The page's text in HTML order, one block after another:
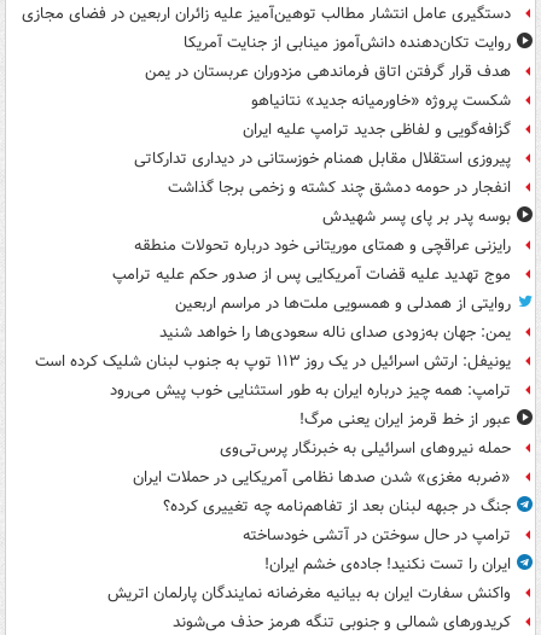
دستگیری عامل انتشار مطالب توهین‌آمیز علیه زائران اربعین در فضای مجازی
روایت تکان‌دهنده دانش‌آموز مینابی از جنایت آمریکا
هدف قرار گرفتن اتاق‌ فرماندهی مزدوران عربستان در یمن
شکست پروژه «خاورمیانه جدید» نتانیاهو
گزافه‌گویی و لفاظی جدید ترامپ علیه ایران
پیروزی استقلال مقابل همنام خوزستانی در دیداری تدارکاتی
انفجار در حومه دمشق چند کشته و زخمی برجا گذاشت
بوسه‌ پدر بر پای پسر شهیدش
رایزنی عراقچی و همتای موریتانی خود درباره تحولات منطقه
موج تهدید علیه قضات آمریکایی پس از صدور حکم علیه ترامپ
روایتی از همدلی و همسویی ملت‌ها در مراسم اربعین
یمن: جهان به‌زودی صدای ناله سعودی‌ها را خواهد شنید
یونیفل: ارتش اسرائیل در یک روز ۱۱۳ توپ به جنوب لبنان شلیک کرده است
ترامپ: همه چیز درباره ایران به طور استثنایی خوب پیش می‌رود
عبور از خط قرمز ایران یعنی مرگ!
حمله نیروهای اسرائیلی به خبرنگار پرس‌تی‌وی
«ضربه مغزی» شدن صدها نظامی آمریکایی در حملات ایران
جنگ در جبهه لبنان بعد از تفاهم‌نامه چه تغییری کرده؟
ترامپ در حال سوختن در آتشی خودساخته
ایران را تست نکنید! جاده‌ی خشم ایران!
واکنش سفارت ایران به بیانیه مغرضانه نمایندگان پارلمان اتریش
کریدورهای شمالی و جنوبی تنگه هرمز حذف می‌شوند